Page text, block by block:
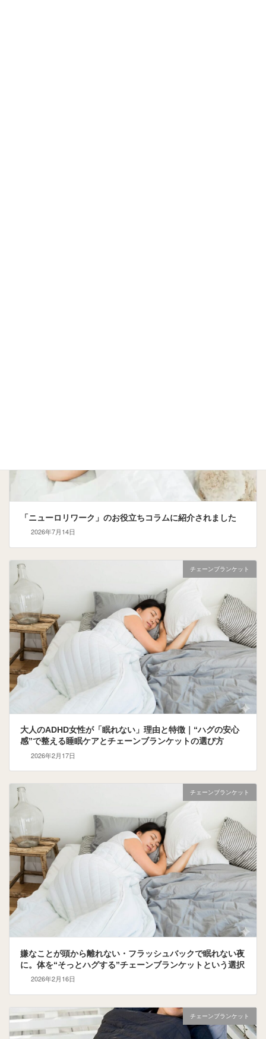
「ニューロリワーク」のお役立ちコラムに紹介されました
2026年7月14日
チェーンブランケット
大人のADHD女性が「眠れない」理由と特徴｜“ハグの安心
感”で整える睡眠ケアとチェーンブランケットの選び方
2026年2月17日
チェーンブランケット
嫌なことが頭から離れない・フラッシュバックで眠れない夜
に。体を“そっとハグする”チェーンブランケットという選択
2026年2月16日
チェーンブランケット